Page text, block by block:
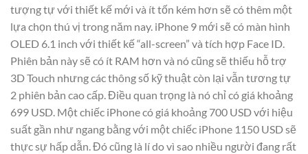
tượng tự với thiết kế mới và ít tốn kém hơn sẽ có thêm một
lựa chọn thú vị trong năm nay. iPhone 9 mới sẽ có màn hình
OLED 6.1 inch với thiết kế “all-screen” và tích hợp Face ID.
Phiên bản này sẽ có ít RAM hơn và nó cũng sẽ thiếu hỗ trợ
3D Touch nhưng các thông số kỹ thuật còn lại vẫn tương tự
2 phiên bản cao cấp. Điều quan trọng là nó chỉ có giá khoảng
699 USD. Một chiếc iPhone có giá khoảng 700 USD với hiệu
suất gần như ngang bằng với một chiếc iPhone 1150 USD sẽ
thực sự hấp dẫn. Đó cũng là lí do vì sao nhiều người đang rất